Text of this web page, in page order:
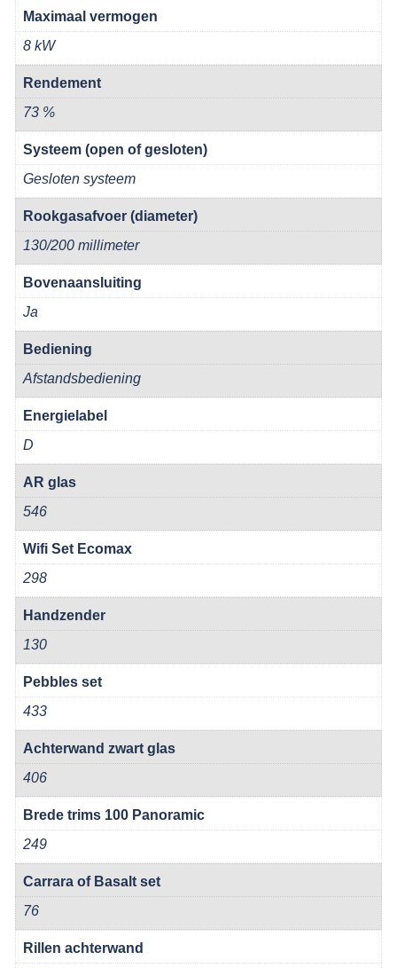
Maximaal vermogen
8 kW
Rendement
73 %
Systeem (open of gesloten)
Gesloten systeem
Rookgasafvoer (diameter)
130/200 millimeter
Bovenaansluiting
Ja
Bediening
Afstandsbediening
Energielabel
D
AR glas
546
Wifi Set Ecomax
298
Handzender
130
Pebbles set
433
Achterwand zwart glas
406
Brede trims 100 Panoramic
249
Carrara of Basalt set
76
Rillen achterwand